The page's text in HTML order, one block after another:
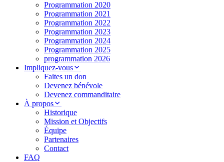
Programmation 2020
Programmation 2021
Programmation 2022
Programmation 2023
Programmation 2024
Programmation 2025
programmation 2026
Impliquez-vous
Faites un don
Devenez bénévole
Devenez commanditaire
À propos
Historique
Mission et Objectifs
Équipe
Partenaires
Contact
FAQ